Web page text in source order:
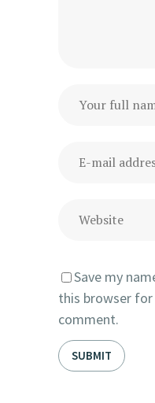
Save my
this browser
comment.